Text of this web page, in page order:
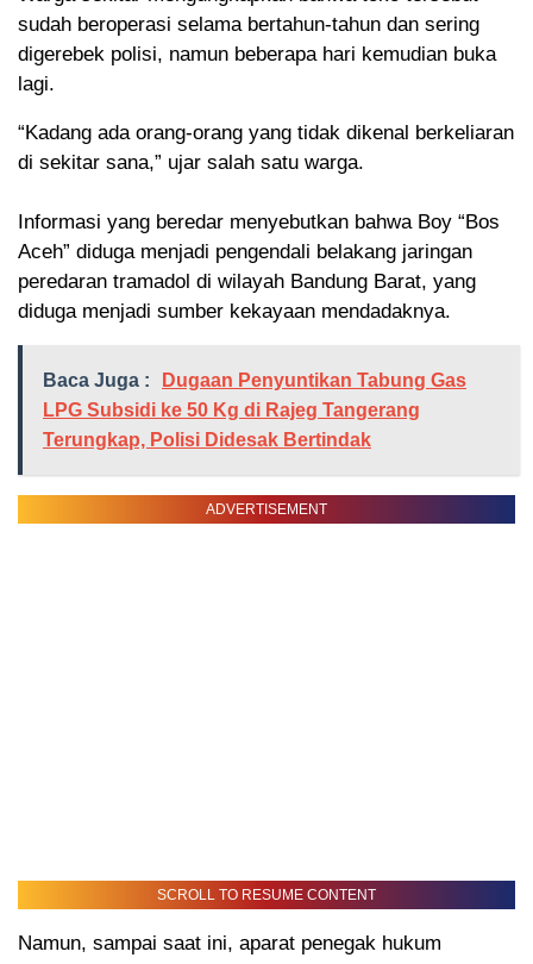
sudah beroperasi selama bertahun-tahun dan sering
digerebek polisi, namun beberapa hari kemudian buka
lagi.
“Kadang ada orang-orang yang tidak dikenal berkeliaran
di sekitar sana,” ujar salah satu warga.
‎Informasi yang beredar menyebutkan bahwa Boy “Bos
Aceh” diduga menjadi pengendali belakang jaringan
peredaran tramadol di wilayah Bandung Barat, yang
diduga menjadi sumber kekayaan mendadaknya.
Baca Juga :
Dugaan Penyuntikan Tabung Gas
LPG Subsidi ke 50 Kg di Rajeg Tangerang
Terungkap, Polisi Didesak Bertindak
ADVERTISEMENT
SCROLL TO RESUME CONTENT
Namun, sampai saat ini, aparat penegak hukum